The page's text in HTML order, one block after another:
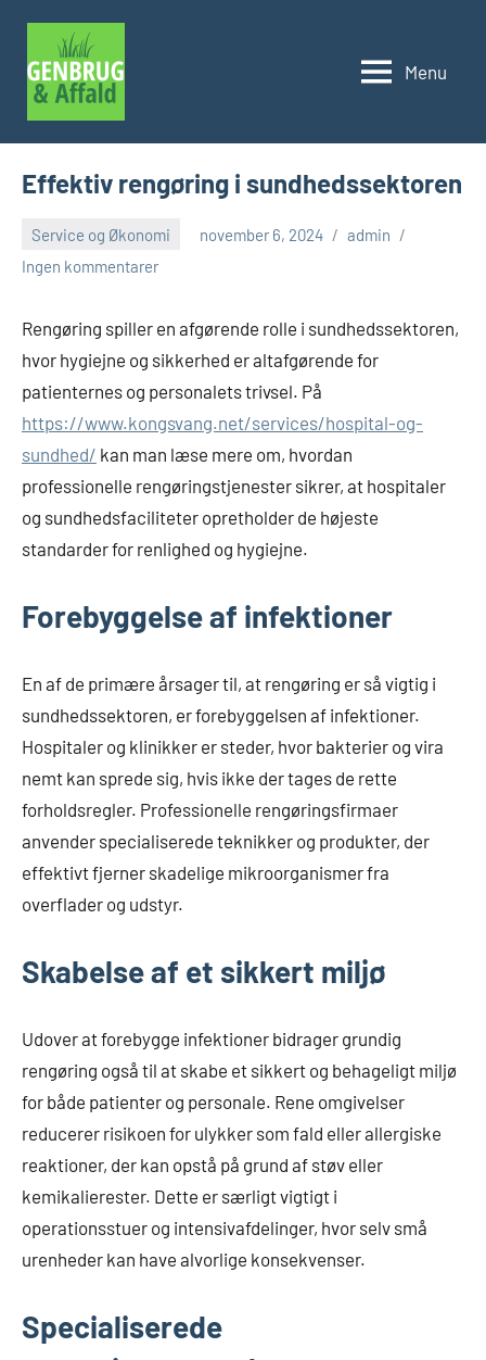
indhold
Menu
Effektiv rengøring i sundhedssektoren
Service og Økonomi november 6, 2024
admin
Ingen kommentarer
Rengøring spiller en afgørende rolle i sundhedssektoren,
hvor hygiejne og sikkerhed er altafgørende for
patienternes og personalets trivsel. På
https://www.kongsvang.net/services/hospital-og-
sundhed/ kan man læse mere om, hvordan
professionelle rengøringstjenester sikrer, at hospitaler
og sundhedsfaciliteter opretholder de højeste
standarder for renlighed og hygiejne.
Forebyggelse af infektioner
En af de primære årsager til, at rengøring er så vigtig i
sundhedssektoren, er forebyggelsen af infektioner.
Hospitaler og klinikker er steder, hvor bakterier og vira
nemt kan sprede sig, hvis ikke der tages de rette
forholdsregler. Professionelle rengøringsfirmaer
anvender specialiserede teknikker og produkter, der
effektivt fjerner skadelige mikroorganismer fra
overflader og udstyr.
Skabelse af et sikkert miljø
Udover at forebygge infektioner bidrager grundig
rengøring også til at skabe et sikkert og behageligt miljø
for både patienter og personale. Rene omgivelser
reducerer risikoen for ulykker som fald eller allergiske
reaktioner, der kan opstå på grund af støv eller
kemikalierester. Dette er særligt vigtigt i
operationsstuer og intensivafdelinger, hvor selv små
urenheder kan have alvorlige konsekvenser.
Specialiserede